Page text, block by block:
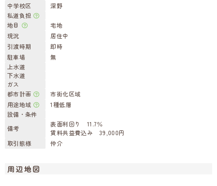
中学校区
深野
私道負担
地目
宅地
現況
居住中
引渡時期
即時
駐車場
無
上水道
下水道
ガス
都市計画
市街化区域
用途地域
1種低層
設備・条件
備考
表面利回り 11.7％
賃料共益費込み 39,000円
取引態様
仲介
周辺地図